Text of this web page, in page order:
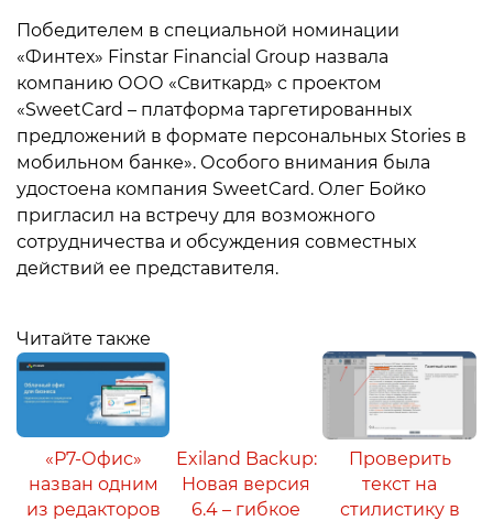
Победителем в специальной номинации
«Финтех» Finstar Financial Group назвала
компанию ООО «Свиткард» с проектом
«SweetCard – платформа таргетированных
предложений в формате персональных Stories в
мобильном банке». Особого внимания была
удостоена компания SweetCard. Олег Бойко
пригласил на встречу для возможного
сотрудничества и обсуждения совместных
действий ее представителя.
Читайте также
«Р7-Офис»
назван одним
из редакторов
Exiland Backup:
Новая версия
6.4 – гибкое
Проверить
текст на
стилистику в